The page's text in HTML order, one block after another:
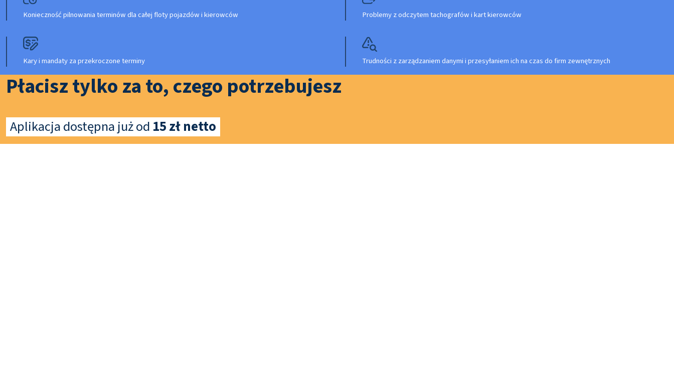
Konieczność pilnowania terminów dla całej floty pojazdów i kierowców Problemy z odczytem tachografów i kart kierowców
Kary i mandaty za przekroczone terminy Trudności z zarządzaniem danymi i przesyłaniem ich na czas do firm zewnętrznych
Płacisz tylko za to, czego potrzebujesz
Aplikacja dostępna już od 15 zł netto